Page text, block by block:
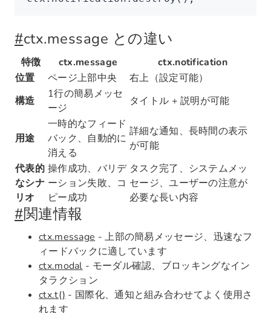
#ctx.message との違い
特徴 ctx.message
ctx.notification
位置
ページ上部中央
右上（設定可能）
構造
1行の簡易メッセ
ージ
タイトル + 説明が可能
用途
一時的なフィード
バック、自動的に
消える
詳細な通知、長時間の表示
が可能
代表的
なシナ
リオ
操作成功、バリデ
ーション失敗、コ
ピー成功
タスク完了、システムメッ
セージ、ユーザーの注意が
必要な長い内容
#関連情報
ctx.message - 上部の簡易メッセージ、迅速なフ
ィードバックに適しています
ctx.modal - モーダル確認、ブロッキングなイン
タラクション
ctx.t() - 国際化、通知と組み合わせてよく使用さ
れます